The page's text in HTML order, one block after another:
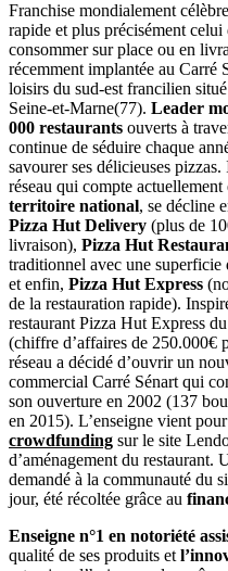
Franchise mondialement
rapide et plus précisément
consommer sur place ou en
récemment implantée au Carré
loisirs du sud-est francilien
Seine-et-Marne(77). Leader
000 restaurants ouverts à
continue de séduire chaque
savourer ses délicieuses
réseau qui compte
territoire national, se décline
Pizza Hut Delivery (plus de
livraison), Pizza Hut
traditionnel avec une
et enfin, Pizza Hut Express
de la restauration rapide).
restaurant Pizza Hut Express
(chiffre d’affaires de 250.000€
réseau a décidé d’ouvrir un
commercial Carré Sénart qui
son ouverture en 2002 (137
en 2015). L’enseigne vient
crowdfunding sur le site
d’aménagement du restaurant.
demandé à la communauté du
jour, été récoltée grâce au
Enseigne n°1 en notoriété
qualité de ses produits et